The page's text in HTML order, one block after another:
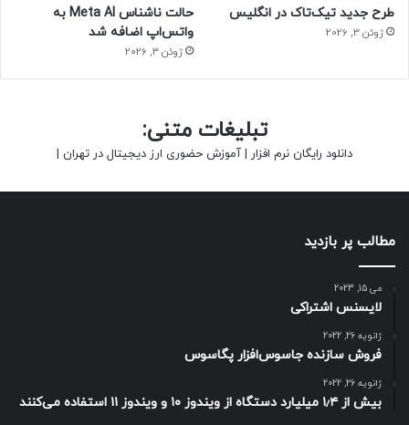
طرح جدید تیک‌تاک در انگلیس
ژوئن 3, 2026
حالت ناشناس Meta AI به
واتس‌اپ اضافه شد
ژوئن 3, 2026
تبلیغات متنی:
دانلود رایگان نرم افزار | آموزش حضوری ارز دیجیتال در تهران |
مطالب پر بازدید
می 15, 2023
لایسنس اشتراکی
ژانویه 26, 2022
فروش سازنده جاسوس‌افزار پگاسوس
ژانویه 26, 2022
بیش از ۱٫۴ میلیارد دستگاه از ویندوز ۱۰ و ویندوز ۱۱ استفاده می‌کنند